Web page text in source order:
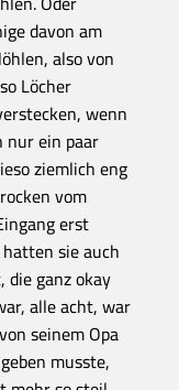
davon am
also von
Löcher
wenn
nur ein paar
ziemlich eng
vom
erst
sie auch
die ganz okay
alle acht, war
seinem Opa
musste,